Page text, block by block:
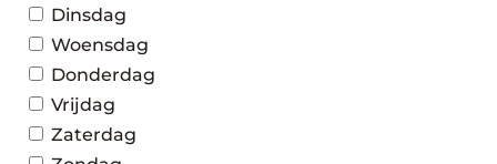
Dinsdag
Woensdag
Donderdag
Vrijdag
Zaterdag